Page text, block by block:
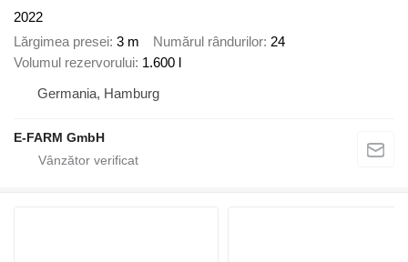
2022
Lărgimea presei 3 m Numărul rândurilor 24
Volumul rezervorului 1.600 l
Germania, Hamburg
E-FARM GmbH